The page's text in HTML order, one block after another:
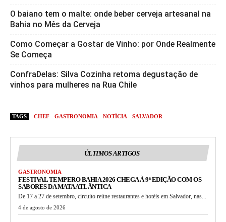
O baiano tem o malte: onde beber cerveja artesanal na
Bahia no Mês da Cerveja
Como Começar a Gostar de Vinho: por Onde Realmente
Se Começa
ConfraDelas: Silva Cozinha retoma degustação de
vinhos para mulheres na Rua Chile
TAGS CHEF GASTRONOMIA NOTÍCIA SALVADOR
ÚLTIMOS ARTIGOS
GASTRONOMIA
FESTIVAL TEMPERO BAHIA 2026 CHEGA À 9ª EDIÇÃO COM OS
SABORES DA MATA ATLÂNTICA
De 17 a 27 de setembro, circuito reúne restaurantes e hotéis em Salvador, nas...
4 de agosto de 2026